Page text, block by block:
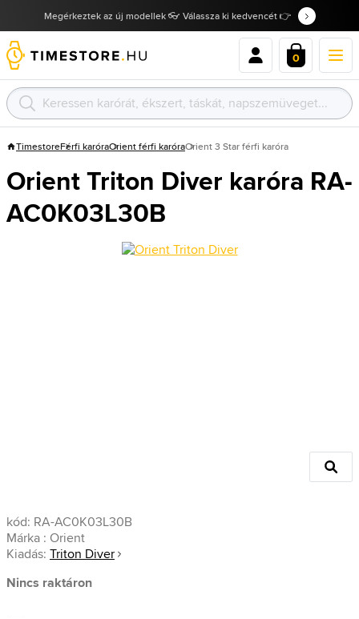
Megérkeztek az új modellek 👓 Válassza ki kedvencét 👉
0
TimestoreFérfi karóraOrient férfi karóraOrient 3 Star férfi karóra
Orient Triton Diver karóra RA-
AC0K03L30B
kód: RA-AC0K03L30B
Márka : Orient
Kiadás: Triton Diver
Nincs raktáron